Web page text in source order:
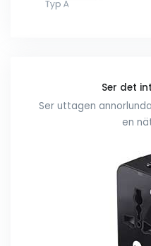
Ser det
Ser uttagen
en